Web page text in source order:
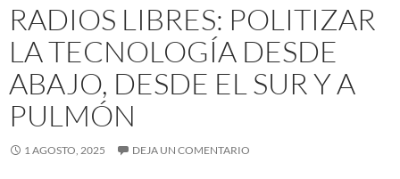
RADIOS LIBRES: POLITIZAR
LA TECNOLOGÍA DESDE
ABAJO, DESDE EL SUR Y A
PULMÓN
1 AGOSTO, 2025 DEJA UN COMENTARIO